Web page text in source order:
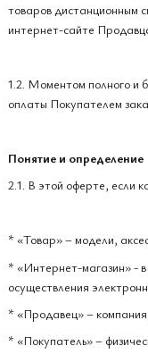
товаров дистанционным
интернет-сайте
1.2. Моментом полного и
оплаты Покупателем
Понятие и определение
2.1. В этой оферте, если
* «Товар» – модели,
* «Интернет-магазин» -
осуществления
* «Продавец» –
* «Покупатель» –